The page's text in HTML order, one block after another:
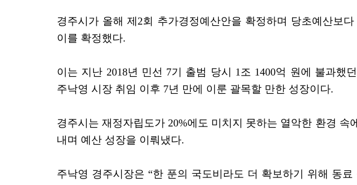
경주시가 올해 제2회 추가경정예산안을 확정하며 당초예산보
이 를 확정했다.
이는 지난 2018년 민선 7기 출범 당시 1조 1400억 원에 불과했
주낙영 시장 취임 이후 7년 만에 이룬 괄목할 만한 성장이다.
경주시는 재정자립도가 20%에도 미치지 못하는 열악한 환경 속
내며 예산 성장을 이뤄냈다.
주낙영 경주시장은 “한 푼의 국도비라도 더 확보하기 위해 동